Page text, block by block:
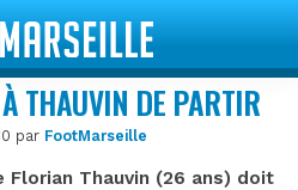
THAUVIN DE PARTIR
par FootMarseille
Florian Thauvin (26 ans) doit